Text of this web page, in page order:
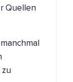
Quellen
zu